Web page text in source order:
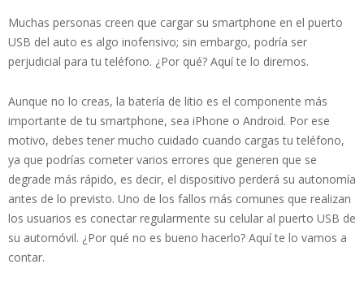
Muchas personas creen que cargar su smartphone en el puerto
USB del auto es algo inofensivo; sin embargo, podría ser
perjudicial para tu teléfono. ¿Por qué? Aquí te lo diremos.
Aunque no lo creas, la batería de litio es el componente más
importante de tu smartphone, sea iPhone o Android. Por ese
motivo, debes tener mucho cuidado cuando cargas tu teléfono,
ya que podrías cometer varios errores que generen que se
degrade más rápido, es decir, el dispositivo perderá su autonomía
antes de lo previsto. Uno de los fallos más comunes que realizan
los usuarios es conectar regularmente su celular al puerto USB de
su automóvil. ¿Por qué no es bueno hacerlo? Aquí te lo vamos a
contar.